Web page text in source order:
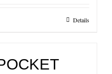
Details